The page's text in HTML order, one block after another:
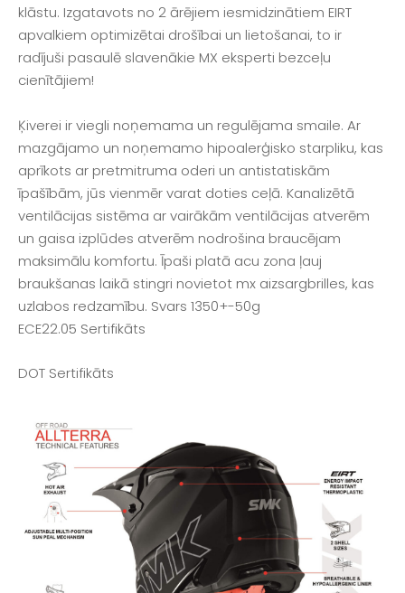
klāstu. Izgatavots no 2 ārējiem iesmidzinātiem EIRT
apvalkiem optimizētai drošībai un lietošanai, to ir
radījuši pasaulē slavenākie MX eksperti bezceļu
cienītājiem!
Ķiverei ir viegli noņemama un regulējama smaile. Ar
mazgājamo un noņemamo hipoalerģisko starpliku, kas
aprīkots ar pretmitruma oderi un antistatiskām
īpašībām, jūs vienmēr varat doties ceļā. Kanalizētā
ventilācijas sistēma ar vairākām ventilācijas atverēm
un gaisa izplūdes atverēm nodrošina braucējam
maksimālu komfortu. Īpaši platā acu zona ļauj
braukšanas laikā stingri novietot mx aizsargbrilles, kas
uzlabos redzamību. Svars 1350+-50g
ECE22.05 Sertifikāts
DOT Sertifikāts